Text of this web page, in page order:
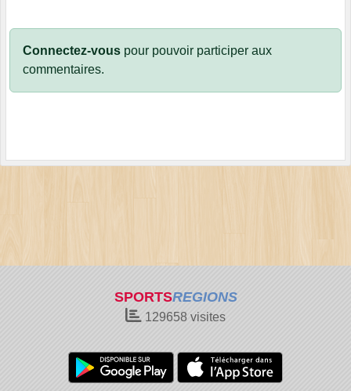
Connectez-vous pour pouvoir participer aux
commentaires.
SPORTSREGIONS
129658 visites